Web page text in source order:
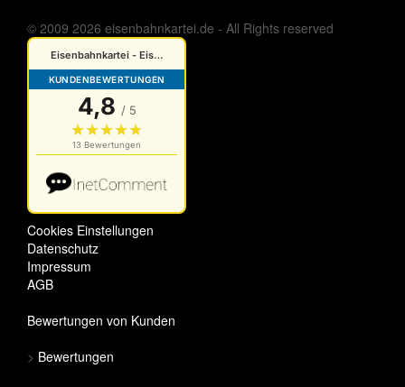
© 2009 2026 eisenbahnkartei.de - All Rights reserved
Cookies Einstellungen
Datenschutz
Impressum
AGB
Bewertungen von Kunden
> Bewertungen